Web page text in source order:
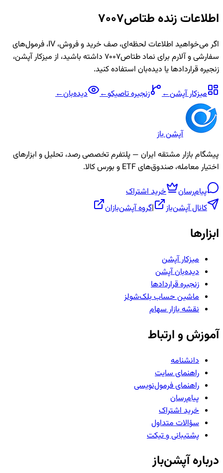
اطلاعات زنده طتاص7007
اگر می‌خواهید اطلاعات لحظه‌ای، صف خرید و فروش، IV، فرمول‌های
سفارشی و آلارم برای نمادطتاص7007
داشته باشید، از میزکار آپشن،
زنجیره قراردادها یا دیده‌بان استفاده کنید.
میزکار آپشن← زنجیرهتاصیکو← دیده‌بان←
آپشن باز
پیشگام بازار مشتقه ایران — پلتفرم تخصصی رصد، تحلیل و ابزارهای
اختیار معامله، صندوق‌های ETF و بورس کالا.
پیام‌رسان
خرید اشتراک
کانال آپشن‌باز
|گروه آپشن‌بازان
ابزارها
میزکار آپشن
دیده‌بان آپشن
زنجیره قراردادها
ماشین حساب بلک‌شولز
نقشه بازار سهام
آموزش و ارتباط
دانشنامه
راهنمای سایت
راهنمای فرمول‌نویسی
پیام‌رسان
خرید اشتراک
سؤالات متداول
پشتیبانی و تیکت
درباره آپشن‌باز